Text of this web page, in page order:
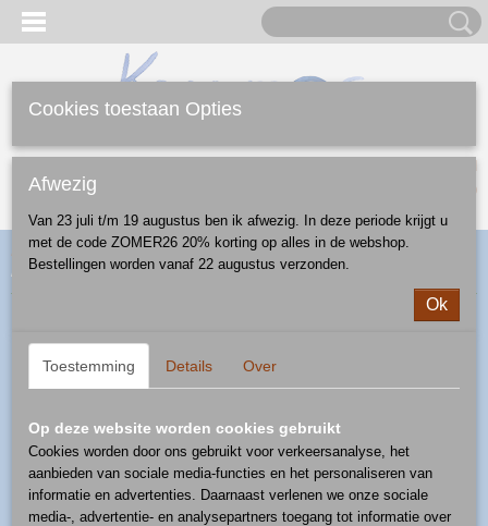
(0)
Home >Webshop>Feestdagen>Halloween> pompoen - patroon
muts
Cookies toestaan Opties
Afwezig
Van 23 juli t/m 19 augustus ben ik afwezig. In deze periode krijgt u
met de code ZOMER26 20% korting op alles in de webshop.
Bestellingen worden vanaf 22 augustus verzonden.
Ok
Toestemming Details Over
Op deze website worden cookies gebruikt
Cookies worden door ons gebruikt voor verkeersanalyse, het
aanbieden van sociale media-functies en het personaliseren van
informatie en advertenties. Daarnaast verlenen we onze sociale
media-, advertentie- en analysepartners toegang tot informatie over